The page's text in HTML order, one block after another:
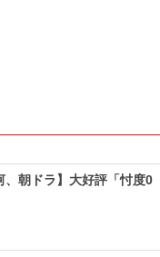
、朝ドラ】大好評「忖度0